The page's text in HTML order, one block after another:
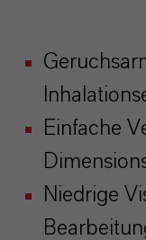
Einfache
Niedrige